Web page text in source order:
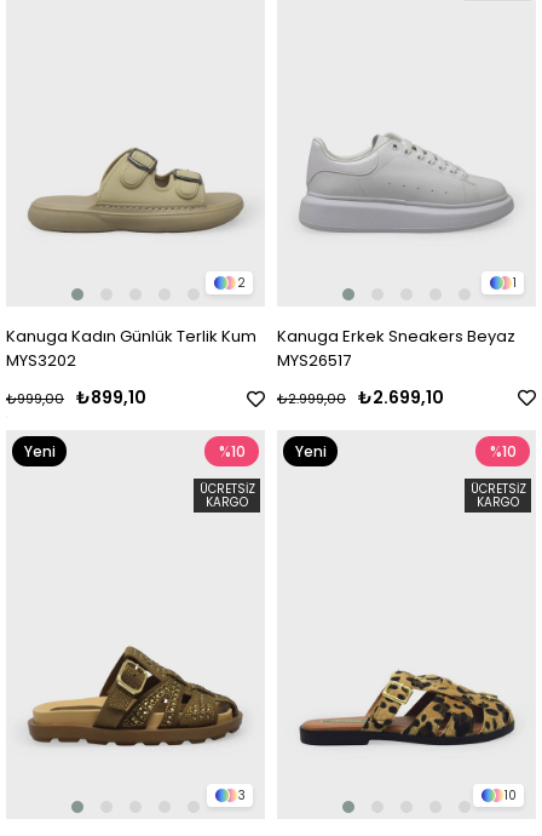
2
Kanuga Kadın Günlük Terlik Kum
MYS3202
₺899,10
₺999,00
1
Kanuga Erkek Sneakers Beyaz
MYS26517
₺2.699,10
₺2.999,00
3
%10
ÜCRETSIZ
KARGO
Yeni
10
%10
ÜCRETSIZ
KARGO
Yeni